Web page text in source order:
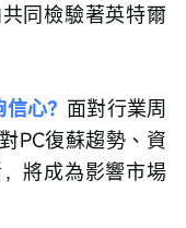
同檢驗著英特爾
心？ 面對行業周
PC復蘇趨勢、資
將成為影響市場